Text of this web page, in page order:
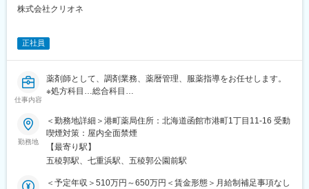
株式会社クリオネ
正社員
仕事内容
薬剤師として、調剤業務、薬暦管理、服薬指導をお任せします。
※処方科目…総合科目
■職務詳細：
・1人当たりの処方箋枚数は1日15～20枚程度
・平均残業5時間／月 程度
・社内には女性の管理職も多く、家族のライフイベントに応じて
お休みは取りやすい環境です。産休・育休も取得実績があり、時
短勤務の方もおります。
勤務地
＜勤務地詳細＞港町薬局住所：北海道函館市港町1丁目11-16 受動
喫煙対策：屋内全面禁煙
【最寄り駅】
五稜郭駅、七重浜駅、五稜郭公園前駅
＜予定年収＞510万円～650万円＜賃金形態＞月給制補足事項なし